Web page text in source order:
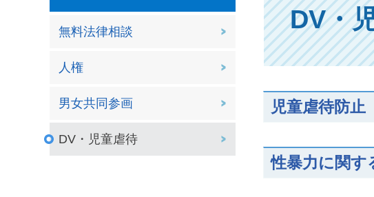
無料法律相談
人権
男女共同参画
DV・児童虐待
DV・
児童虐待防止
性暴力に関す